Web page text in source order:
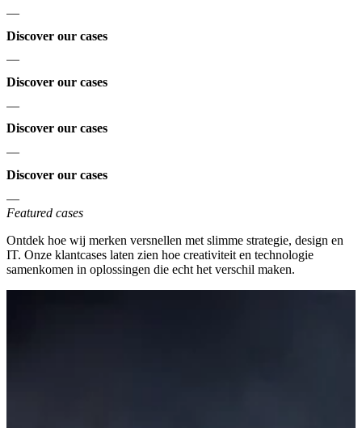
—
Discover our cases
—
Discover our cases
—
Discover our cases
—
Discover our cases
—
Featured cases
Ontdek hoe wij merken versnellen met slimme strategie, design en
IT. Onze klantcases laten zien hoe creativiteit en technologie
samenkomen in oplossingen die echt het verschil maken.